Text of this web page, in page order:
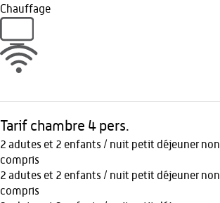
Chauffage
Tarif chambre 4 pers.
2 adutes et 2 enfants / nuit petit déjeuner non
compris
2 adutes et 2 enfants / nuit petit déjeuner non
compris